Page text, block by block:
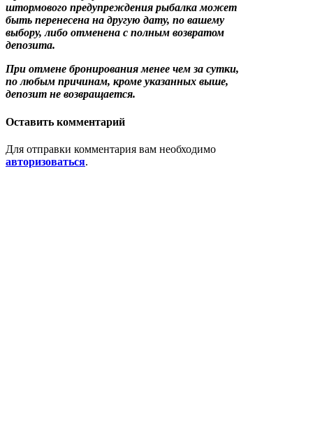
штормового предупреждения рыбалка может
быть перенесена на другую дату, по вашему
выбору, либо отменена с полным возвратом
депозита.
При отмене бронирования менее чем за сутки,
по любым причинам, кроме указанных выше,
депозит не возвращается.
Оставить комментарий
Для отправки комментария вам необходимо
авторизоваться.